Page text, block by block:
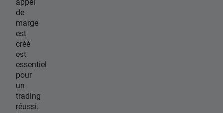
de
marge
est
créé
est
essentiel
pour
un
trading
réussi.